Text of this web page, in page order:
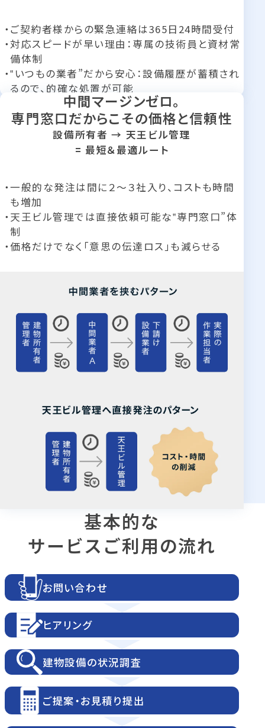
ご契約者様からの緊急連絡は365日24時間受付
対応スピードが早い理由：専属の技術員と資材常
備体制
‟いつもの業者”だから安心：設備履歴が蓄積され
るので、的確な処置が可能
中間マージンゼロ。
専門窓口だからこその価格と信頼性
設備所有者 → 天王ビル管理
= 最短＆最適ルート
一般的な発注は間に２～３社入り、コストも時間
も増加
天王ビル管理では直接依頼可能な‟専門窓口”体
制
価格だけでなく「意思の伝達ロス」も減らせる
基本的な
サービスご利用の流れ
お問い合わせ
ヒアリング
建物設備の状況調査
ご提案・お見積り提出